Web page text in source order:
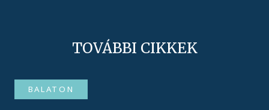
TOVÁBBI CIKKEK
BALATON